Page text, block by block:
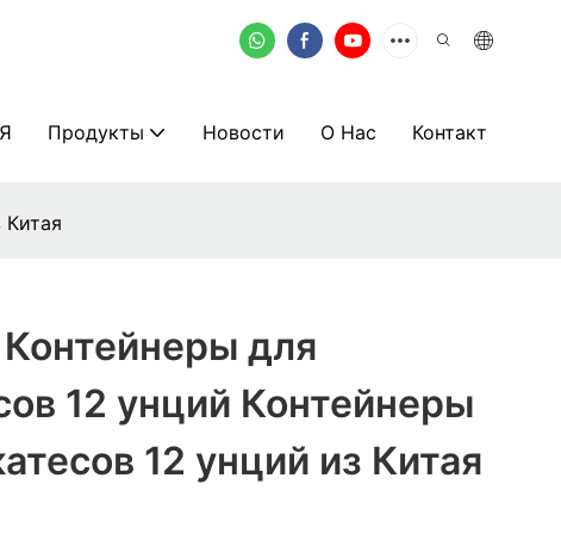
Продукты Новости О Нас Контакт
Китая
для
12 унций Контейнеры
12 унций из Китая